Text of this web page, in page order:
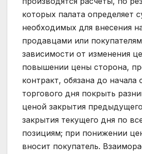
которых палата определяет
необходимых для внесения
продавцами или
зависимости от изменения
повышении цены сторона,
контракт, обязана до начала
торгового дня покрыть
ценой закрытия
закрытия текущего дня по
позициям; при понижении
вносит покупатель.